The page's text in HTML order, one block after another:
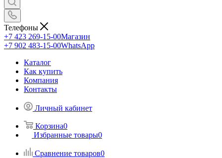
Телефоны
+7 423 269-15-00Магазин
+7 902 483-15-00WhatsApp
Каталог
Как купить
Компания
Контакты
Личный кабинет
Корзина0
Избранные товары0
Сравнение товаров0